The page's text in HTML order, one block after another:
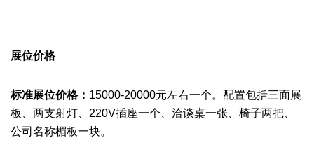
展位价格
标准展位价格： 15000-20000元左右一个。配置包括三面展
板、两支射灯、220V插座一个、洽谈桌一张、椅子两把、
公司名称楣板一块。